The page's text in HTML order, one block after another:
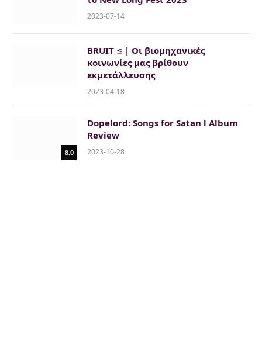
2023-07-14
BRUIT ≤ | Οι βιομηχανικές
κοινωνίες μας βρίθουν
εκμετάλλευσης
2023-04-18
8.0
Dopelord: Songs for Satan l Album
Review
2023-10-28